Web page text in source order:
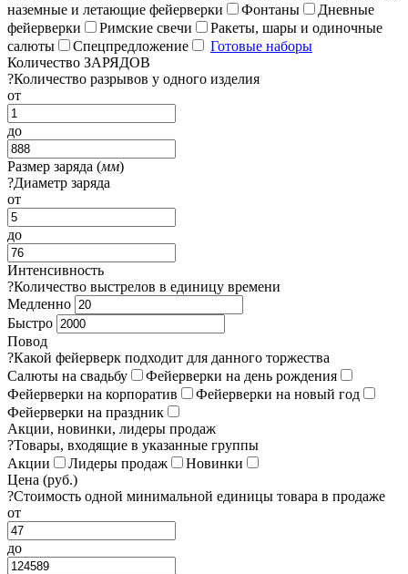
наземные и летающие фейерверки
Фонтаны
Дневные
фейерверки
Римские свечи
Ракеты, шары и одиночные
салюты
Спецпредложение
Готовые наборы
Количество ЗАРЯДОВ
?Количество разрывов у одного изделия
от
до
Размер заряда (мм)
?Диаметр заряда
от
до
Интенсивность
?Количество выстрелов в единицу времени
Медленно
Быстро
Повод
?Какой фейерверк подходит для данного торжества
Салюты на свадьбу
Фейерверки на день рождения
Фейерверки на корпоратив
Фейерверки на новый год
Фейерверки на праздник
Акции, новинки, лидеры продаж
?Товары, входящие в указанные группы
Акции
Лидеры продаж
Новинки
Цена (руб.)
?Стоимость одной минимальной единицы товара в продаже
от
до